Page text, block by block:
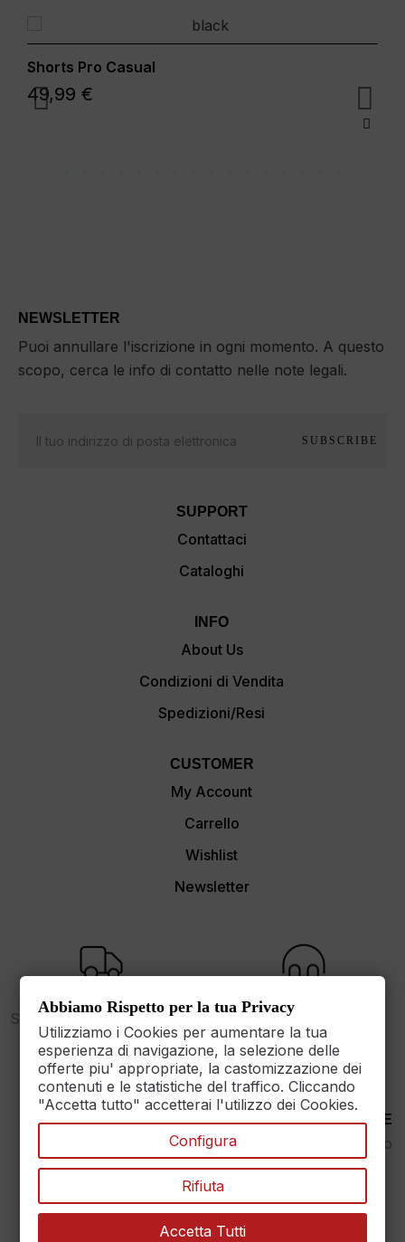
Shorts Pro Casual
49,99 €

NEWSLETTER
Puoi annullare l'iscrizione in ogni momento. A questo
scopo, cerca le info di contatto nelle note legali.
SUBSCRIBE
SUPPORT
Contattaci
Cataloghi
INFO
About Us
Condizioni di Vendita
Spedizioni/Resi
CUSTOMER
My Account
Carrello
Wishlist
Newsletter
Spedizione gratuita sopra i
89€
dalle 9 alle 17
30 DAYS RETURN
Reso Garantito entro
30gg.
100% PAYMENT SECURE
Assicuriamo il pagamento
sicuro
Abbiamo Rispetto per la tua Privacy
Utilizziamo i Cookies per aumentare la tua
esperienza di navigazione, la selezione delle
offerte piu' appropriate, la castomizzazione dei
contenuti e le statistiche del traffico. Cliccando
"Accetta tutto" accetterai l'utilizzo dei Cookies.
Configura
Rifiuta
Accetta Tutti